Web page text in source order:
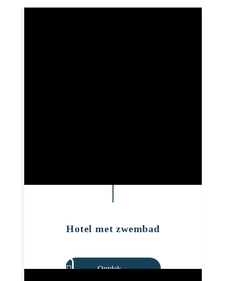
Hotel met zwembad
Ontdek